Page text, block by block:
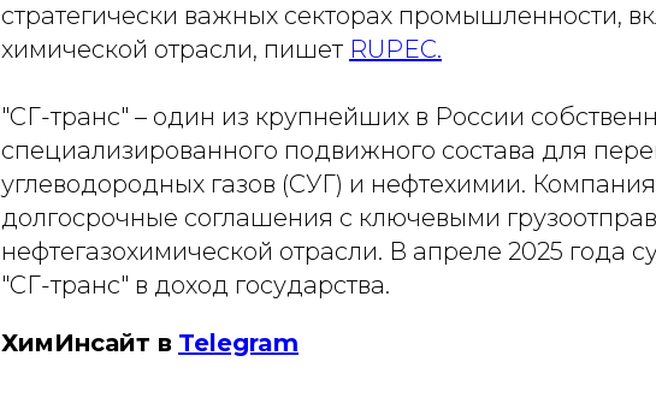
стратегически важных секторах промышленности,
химической отрасли, пишет RUPEC.
"СГ-транс" – один из крупнейших в России
специализированного подвижного состава для
углеводородных газов (СУГ) и нефтехимии.
долгосрочные соглашения с ключевыми
нефтегазохимической отрасли. В апреле 2025 года
"СГ-транс" в доход государства.
ХимИнсайт в Telegram